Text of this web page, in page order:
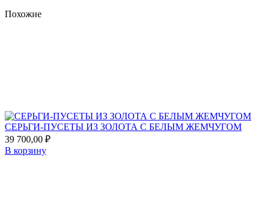
Похожие
СЕРЬГИ-ПУСЕТЫ ИЗ ЗОЛОТА С БЕЛЫМ ЖЕМЧУГОМ
39 700,00 ₽
В корзину